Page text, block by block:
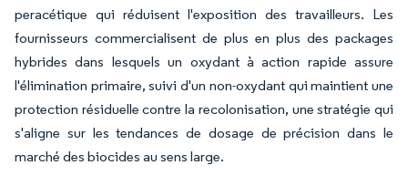
peracétique qui réduisent l'exposition des travailleurs. Les
fournisseurs commercialisent de plus en plus des packages
hybrides dans lesquels un oxydant à action rapide assure
l'élimination primaire, suivi d'un non-oxydant qui maintient une
protection résiduelle contre la recolonisation, une stratégie qui
s'aligne sur les tendances de dosage de précision dans le
marché des biocides au sens large.